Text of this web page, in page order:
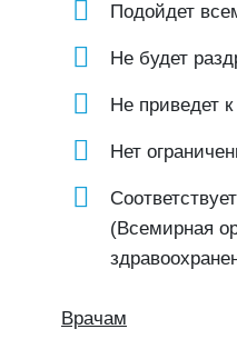
Подойдет
Не будет
Не приведет
Нет
(Всемирная
Врачам